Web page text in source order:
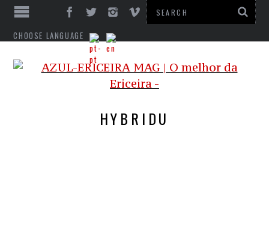
CHOOSE LANGUAGE
HYBRIDU